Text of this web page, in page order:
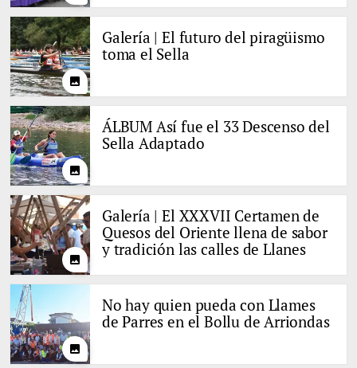
photo
Galería | El futuro del piragüismo
toma el Sella
photo
ÁLBUM Así fue el 33 Descenso del
Sella Adaptado
photo
Galería | El XXXVII Certamen de
Quesos del Oriente llena de sabor
y tradición las calles de Llanes
photo
No hay quien pueda con Llames
de Parres en el Bollu de Arriondas